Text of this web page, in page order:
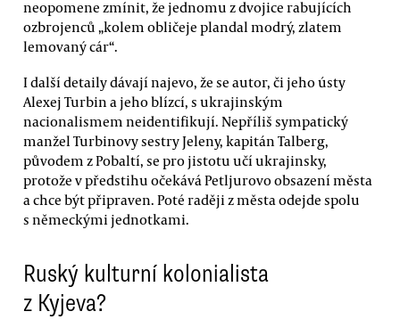
neopomene zmínit, že jednomu z dvojice rabujících
ozbrojenců „kolem obličeje plandal modrý, zlatem
lemovaný cár“.
I další detaily dávají najevo, že se autor, či jeho ústy
Alexej Turbin a jeho blízcí, s ukrajinským
nacionalismem neidentifikují. Nepříliš sympatický
manžel Turbinovy sestry Jeleny, kapitán Talberg,
původem z Pobaltí, se pro jistotu učí ukrajinsky,
protože v předstihu očekává Petljurovo obsazení města
a chce být připraven. Poté raději z města odejde spolu
s německými jednotkami.
Ruský kulturní kolonialista
z Kyjeva?